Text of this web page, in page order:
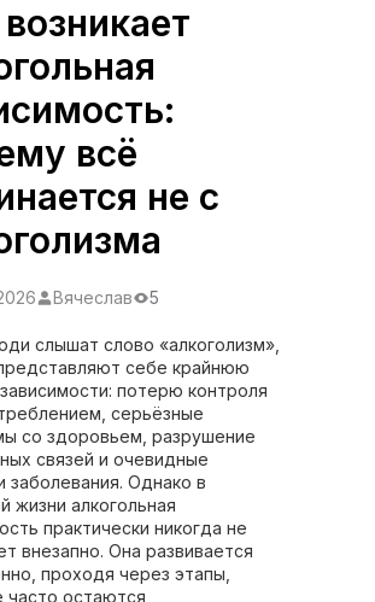
всё
не с
Вячеслав 5
слышат слово «алкоголизм»,
себе крайнюю
потерю контроля
серьёзные
со здоровьем, разрушение
связей и очевидные
заболевания. Однако в
жизни алкогольная
практически никогда не
внезапно. Она развивается
проходя через этапы,
часто остаются